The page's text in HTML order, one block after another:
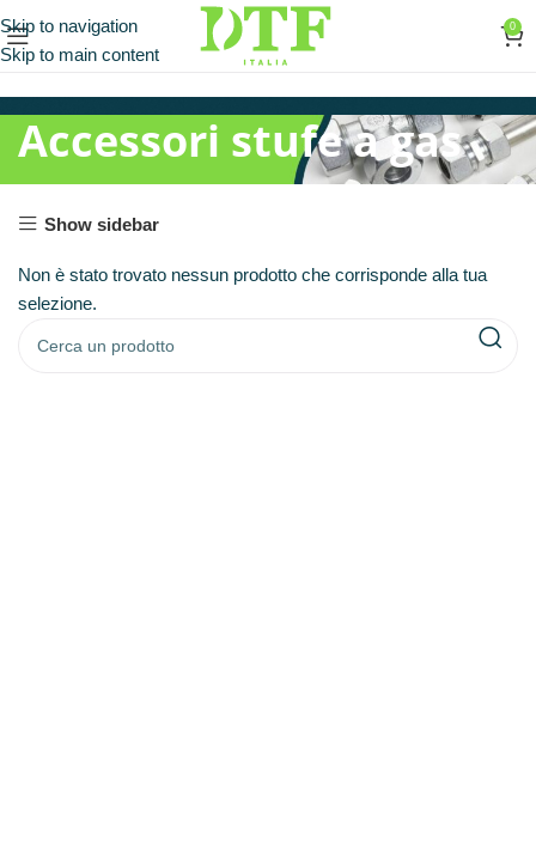
Skip to navigation
Skip to main content
0
Accessori stufe a gas
Show sidebar
Non è stato trovato nessun prodotto che corrisponde alla tua
selezione.